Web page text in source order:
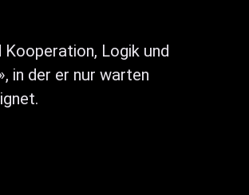
Logik und
in der er nur warten